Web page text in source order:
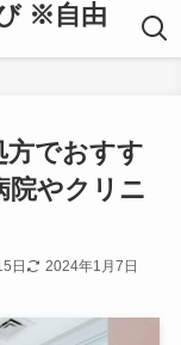
※自由
方でおすす
院やクリニ
日 2024年1月7日